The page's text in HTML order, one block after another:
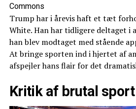
Commons
Trump har i årevis haft et tæt
White. Han har tidligere deltaget i
han blev modtaget med stående
At bringe sporten ind i hjertet af
afspejler hans flair for det
Kritik af brutal sport